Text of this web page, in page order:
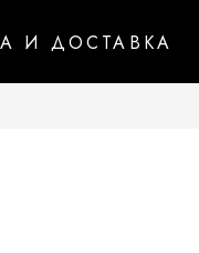
И ДОСТАВКА